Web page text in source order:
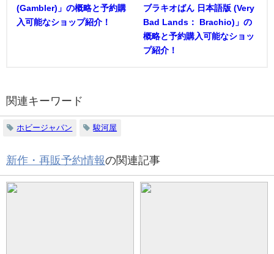
(Gambler)」の概略と予約購
入可能なショップ紹介！
ブラキオばん 日本語版 (Very
Bad Lands： Brachio)」の
概略と予約購入可能なショッ
プ紹介！
関連キーワード
ホビージャパン 駿河屋
新作・再販予約情報の関連記事